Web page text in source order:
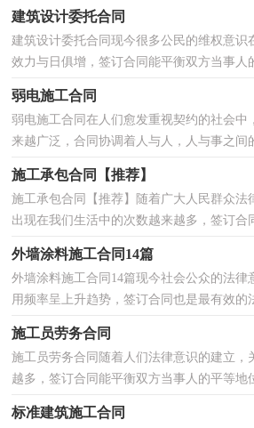
建筑设计委托合同
建筑设计委托合同现今很多公民的维权意识
效力与日俱增，签订合同能平衡双方当事人
弱电施工合同
弱电施工合同在人们愈发重视契约的社会中
来越广泛，合同协调着人与人，人与事之间
施工承包合同【推荐】
施工承包合同【推荐】随着广大人民群众法
出现在我们生活中的次数越来越多，签订合
外墙涂料施工合同14篇
外墙涂料施工合同14篇现今社会公众的法律
用频率呈上升趋势，签订合同也是最有效的
施工员劳务合同
施工员劳务合同随着人们法律意识的建立，
越多，签订合同能平衡双方当事人的平等地
标准建筑施工合同